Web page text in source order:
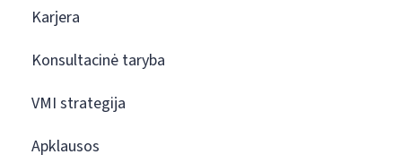
Karjera
Konsultacinė taryba
VMI strategija
Apklausos